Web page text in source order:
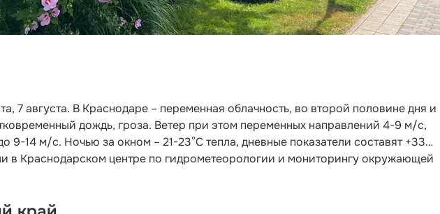
7 августа. В Краснодаре – переменная облачность, во второй половине дня и
дождь, гроза. Ветер при этом переменных направлений 4-9 м/с,
9-14 м/с. Ночью за окном – 21-23°С тепла, дневные показатели составят +33…
в Краснодарском центре по гидрометеорологии и мониторингу окружающей